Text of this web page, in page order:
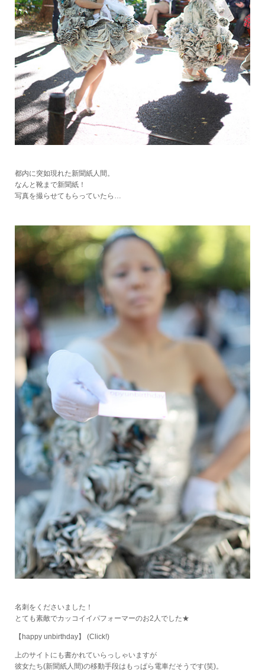
都内に突如現れた新聞紙人間。
なんと靴まで新聞紙！
写真を撮らせてもらっていたら…
名刺をくださいました！
とても素敵でカッコイイパフォーマーのお2人でした★
【happy unbirthday】 (Click!)
上のサイトにも書かれていらっしゃいますが
彼女たち(新聞紙人間)の移動手段はもっぱら電車だそうです(笑)。